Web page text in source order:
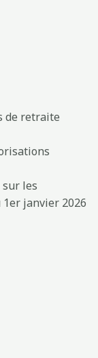
de retraite
les
janvier 2026